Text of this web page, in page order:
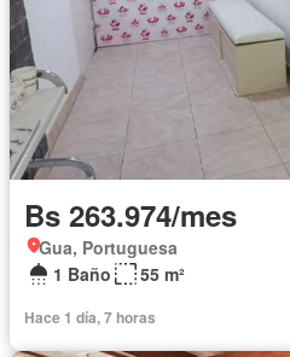
Bs 263.974/mes
Gua, Portuguesa
1 Baño
55 m²
Hace 1 día, 7 horas